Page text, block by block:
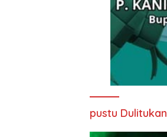
pustu Dulitukan